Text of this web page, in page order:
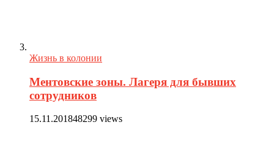
Жизнь в колонии
Ментовские зоны. Лагеря для бывших
сотрудников
15.11.201848299 views